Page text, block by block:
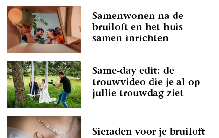
Samenwonen na de
bruiloft en het huis
samen inrichten
Same-day edit: de
trouwvideo die je al op
jullie trouwdag ziet
Sieraden voor je bruiloft